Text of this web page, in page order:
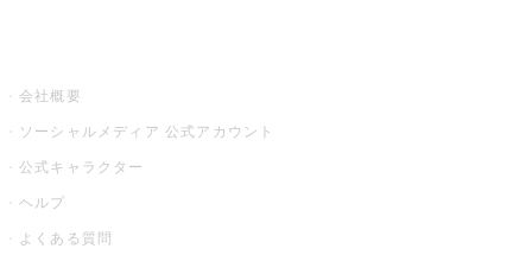
会社概要
ソーシャルメディア 公式アカウント
公式キャラクター
ヘルプ
よくある質問